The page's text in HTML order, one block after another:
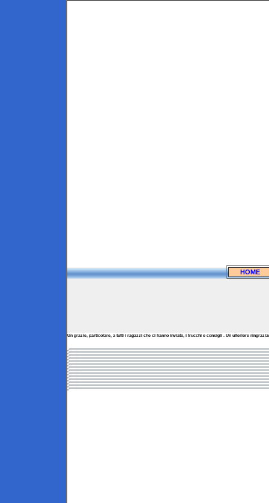
HOME
Un grazie, particolare, a tutti i ragazzi che ci hanno inviato, i trucchi e consigli . Un ulteriore